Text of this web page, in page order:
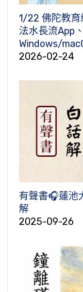
1/22 佛陀教育
法水長流App
Windows/
2026-02-24
有聲書🎧蓮池
解
2025-09-26